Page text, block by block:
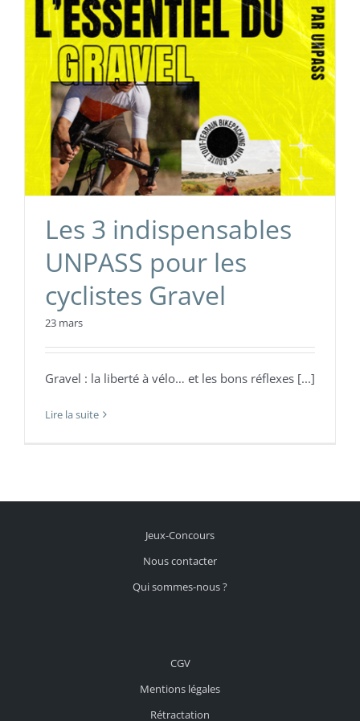
Les 3 indispensables
UNPASS pour les
cyclistes Gravel
23 mars
Gravel : la liberté à vélo… et les bons réflexes [...]
Lire la suite
Jeux-Concours
Nous contacter
Qui sommes-nous ?
CGV
Mentions légales
Rétractation